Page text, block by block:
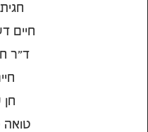
חיים
ד"ר
חן
טואה